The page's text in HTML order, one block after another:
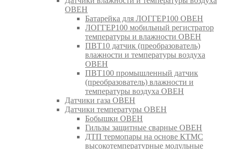
ОВЕН
Батарейка для ЛОГГЕР100 ОВЕН
ЛОГГЕР100 мобильный регистратор
температуры и влажности ОВЕН
ПВТ10 датчик (преобразователь)
влажности и температуры воздуха
ОВЕН
ПВТ100 промышленный датчик
(преобразователь) влажности и
температуры воздуха ОВЕН
Датчики газа ОВЕН
Датчики температуры ОВЕН
Бобышки ОВЕН
Гильзы защитные сварные ОВЕН
ДТП термопары на основе КТМС
высокотемпературные модульные